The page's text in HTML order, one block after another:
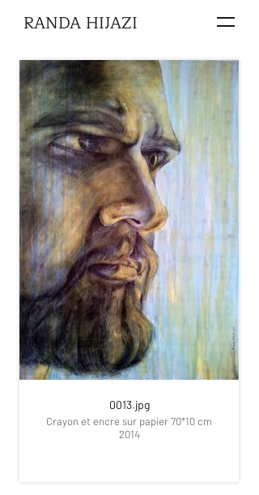
RANDA HIJAZI
0013.jpg
Crayon et encre sur papier 70*10 cm
2014